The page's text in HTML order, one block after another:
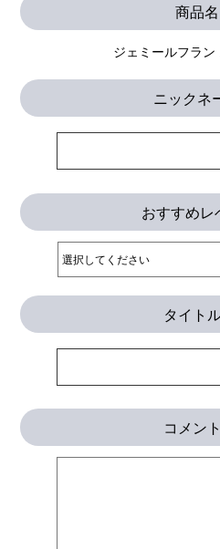
商品名
ジェミールフラ
ニックネ
おすすめレ
タイト
コメン